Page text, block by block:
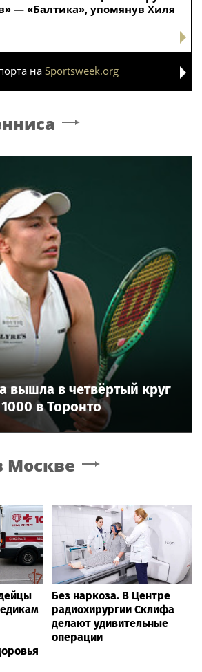
— «Балтика», упомянув Хиля
наSportsweek.org
вышла в четвёртый круг
в Торонто
Москве
Без наркоза. В Центре
радиохирургии Склифа
делают удивительные
операции